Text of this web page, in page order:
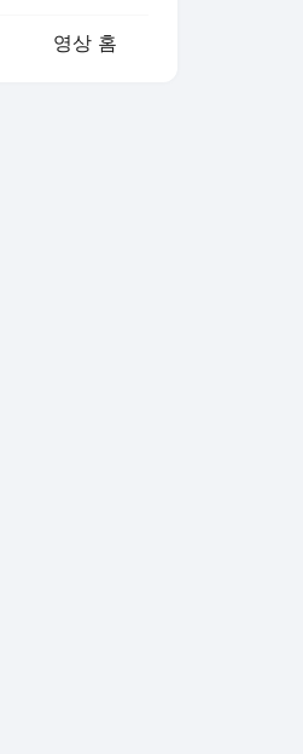
영상 홈